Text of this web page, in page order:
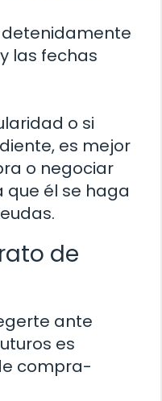
las fechas
o si
es mejor
o negociar
él se haga
de
ante
es
compra-